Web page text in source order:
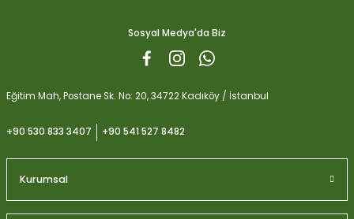
Sosyal Medya'da Biz
Eğitim Mah, Postane Sk. No: 20, 34722 Kadıköy / İstanbul
+90 530 833 3407 +90 541 527 8482
Kurumsal